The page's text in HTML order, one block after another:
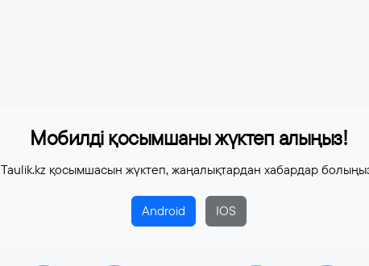
Мобилді қосымшаны жүктеп алыңыз!
Taulik.kz қосымшасын жүктеп, жаңалықтардан хабардар
Android IOS